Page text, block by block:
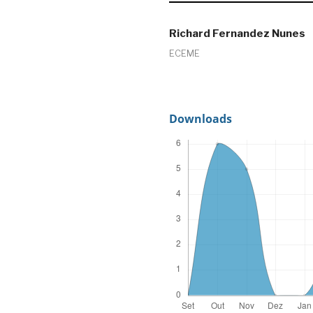
Richard Fernandez Nunes
ECEME
Downloads